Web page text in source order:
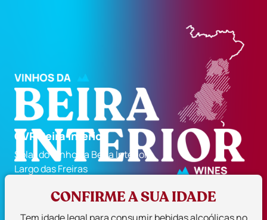
CVR Beira Interior
Solar do Vinho da Beira Interior
Largo das Freiras
271 224 129
geral@cvrbi.pt
CONFIRME A SUA IDADE